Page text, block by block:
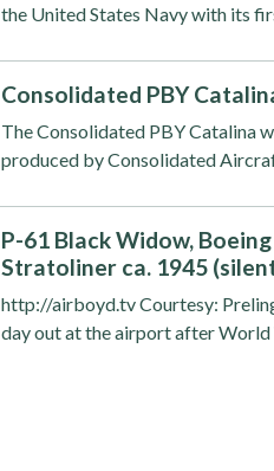
the United States Navy with its
Consolidated PBY
The Consolidated PBY Catalina
produced by Consolidated
P-61 Black Widow,
Stratoliner ca. 1945
http://airboyd.tv Courtesy:
day out at the airport after World